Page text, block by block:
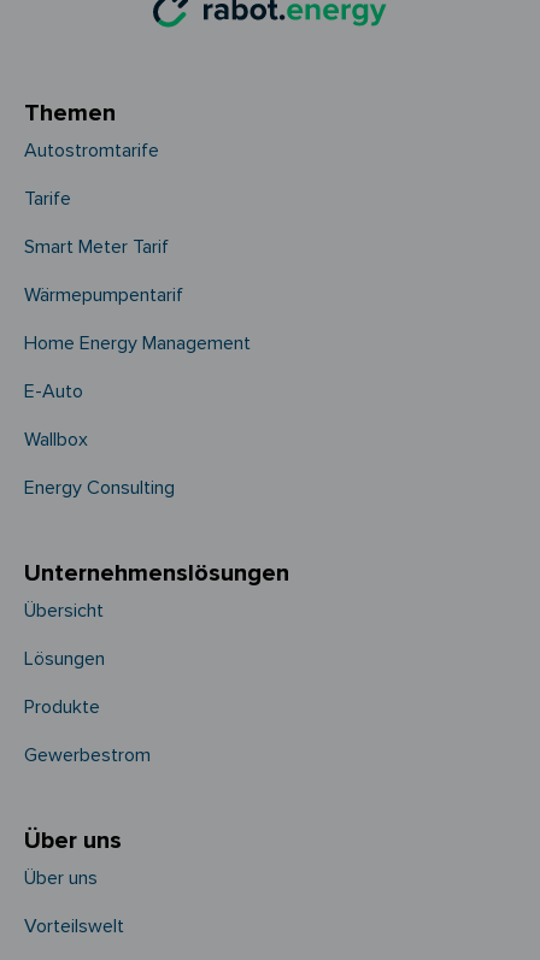
Themen
Autostromtarife
Tarife
Smart Meter Tarif
Wärmepumpentarif
Home Energy Management
E-Auto
Wallbox
Energy Consulting
Unternehmens­­lösungen
Übersicht
Lösungen
Produkte
Gewerbestrom
Über uns
Über uns
Vorteilswelt